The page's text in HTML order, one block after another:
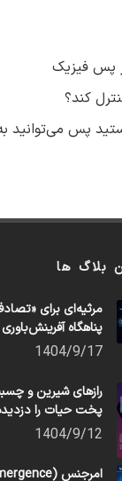
پس فیزیک
کند؟
پس
بلاگ ها
مرثیه‌ای برای
پناهگاه
1404/9/17
رازهای شیرین و
پخت حیات را
1404/9/12
امرجنس (Emergence) یا «نوظهوری» چیست؟